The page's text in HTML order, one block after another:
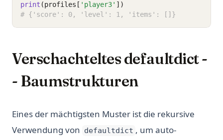
print (profiles[ 'player3' ])
# {'score': 0, 'level': 1, 'items': []}
Verschachteltes defaultdict -
- Baumstrukturen
Eines der mächtigsten Muster ist die rekursive
Verwendung von defaultdict , um auto-